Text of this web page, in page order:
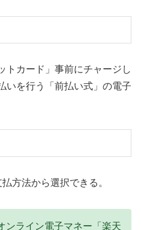
カード」事前にチャージし
いを行う「前払い式」の電子
方法から選択できる。
ンライン電子マネー「楽天